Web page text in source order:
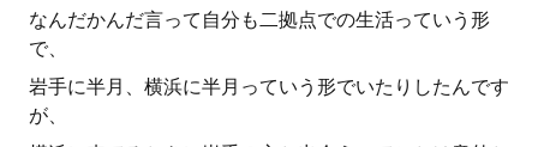
なんだかんだ言って自分も二拠点での生活っていう形
で、
岩手に半月、横浜に半月っていう形でいたりしたんです
が、